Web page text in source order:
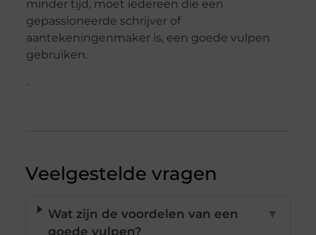
minder tijd, moet iedereen die een
gepassioneerde schrijver of
aantekeningenmaker is, een goede vulpen
gebruiken.
.
Veelgestelde vragen
Wat zijn de voordelen van een
goede vulpen?
▼